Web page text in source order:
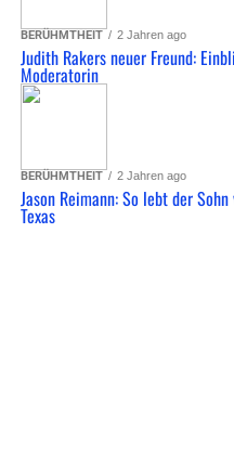
BERÜHMTHEIT 2 Jahren ago
Judith Rakers neuer Freund:
Moderatorin
BERÜHMTHEIT 2 Jahren ago
Jason Reimann: So lebt der
Texas